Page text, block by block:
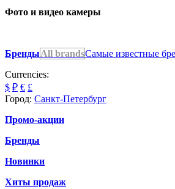
Фото и видео камеры
БрендыAll brandsСамые известные
Currencies:
$ ₽ € £
Город: Санкт-Петербург
Промо-акции
Бренды
Новинки
Хиты продаж